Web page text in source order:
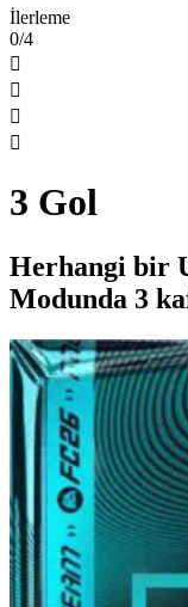
İlerleme
0/4




3 Gol
Herhangi bir
Modunda 3